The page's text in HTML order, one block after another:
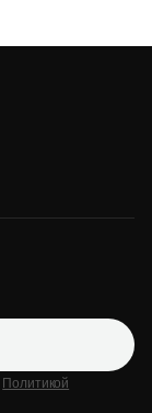
Политикой